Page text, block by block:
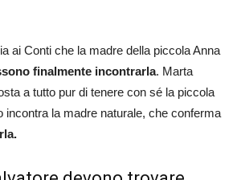
ai Conti che la madre della piccola Anna
finalmente incontrarla. Marta
a tutto pur di tenere con sé la piccola
incontra la madre naturale, che conferma